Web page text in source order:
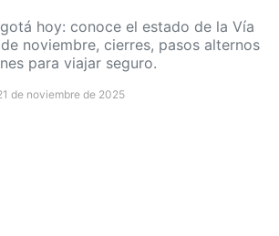
hoy: conoce el estado de la Vía
noviembre, cierres, pasos alternos
para viajar seguro.
de noviembre de 2025